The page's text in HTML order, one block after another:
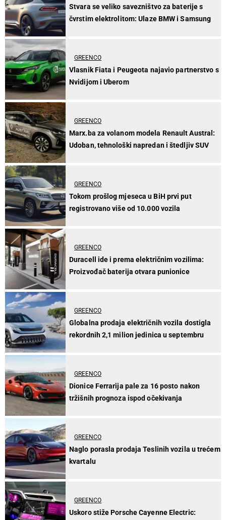
Stvara se veliko savezništvo za baterije s
čvrstim elektrolitom: Ulaze BMW i Samsung
GREENCO
Vlasnik Fiata i Peugeota najavio partnerstvo s
Nvidijom i Uberom
GREENCO
Marx.ba za volanom modela Renault Austral:
Udoban, tehnološki napredan i štedljiv SUV
GREENCO
Tokom prošlog mjeseca u BiH prvi put
registrovano više od 10.000 vozila
GREENCO
Duracell ide i prema električnim vozilima:
Proizvođač baterija otvara punionice
GREENCO
Globalna prodaja električnih vozila dostigla
rekordnih 2,1 milion jedinica u septembru
GREENCO
Dionice Ferrarija pale za 16 posto nakon
tržišnih prognoza ispod očekivanja
GREENCO
Naglo porasla prodaja Teslinih vozila u trećem
kvartalu
GREENCO
Uskoro stiže Porsche Cayenne Electric: